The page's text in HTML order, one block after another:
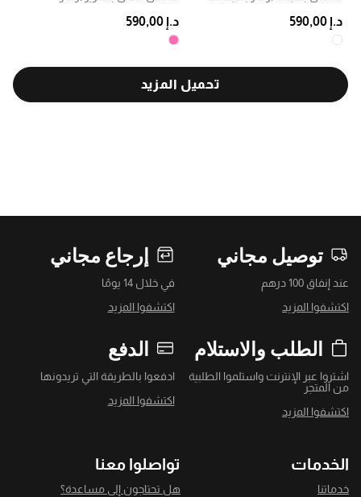
د.إ 590,00 د.إ 590,00
تحميل المزيد
توصيل مجاني
عند إنفاق 100 درهم
اكتشفوا المزيد
إرجاع مجاني
في خلال 14 يومًا
اكتشفوا المزيد
الطلب والاستلام
اشتروا عبر الإنترنت واستلموا الطلبية
من المتجر
اكتشفوا المزيد
الدفع
ادفعوا بالطريقة التي تريدونها
اكتشفوا المزيد
الخدمات
خدماتنا
تواصلوا معنا
هل تحتاجون إلى مساعدة؟